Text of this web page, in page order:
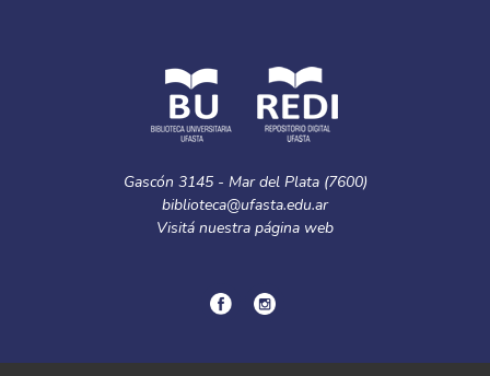
Gascón 3145 - Mar del Plata (7600)
biblioteca@ufasta.edu.ar
Visitá nuestra página web